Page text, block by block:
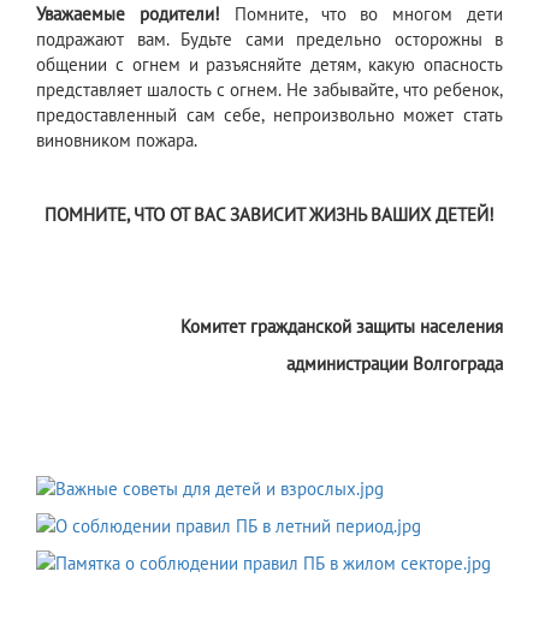
Уважаемые родители! Помните, что во многом дети
подражают вам. Будьте сами предельно осторожны в
общении с огнем и разъясняйте детям, какую опасность
представляет шалость с огнем. Не забывайте, что ребенок,
предоставленный сам себе, непроизвольно может стать
виновником пожара.
ПОМНИТЕ, ЧТО ОТ ВАС ЗАВИСИТ ЖИЗНЬ ВАШИХ ДЕТЕЙ!
Комитет гражданской защиты населения
администрации Волгограда